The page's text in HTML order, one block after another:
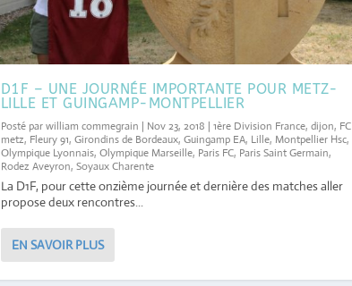
D1F – UNE JOURNÉE IMPORTANTE POUR METZ-
LILLE ET GUINGAMP-MONTPELLIER
Posté parwilliam commegrain | Nov 23, 2018 | 1ère Division France, dijon, FC
metz, Fleury 91, Girondins de Bordeaux, Guingamp EA, Lille, Montpellier Hsc,
Olympique Lyonnais, Olympique Marseille, Paris FC, Paris Saint Germain,
Rodez Aveyron, Soyaux Charente
La D1F, pour cette onzième journée et dernière des matches aller
propose deux rencontres...
EN SAVOIR PLUS